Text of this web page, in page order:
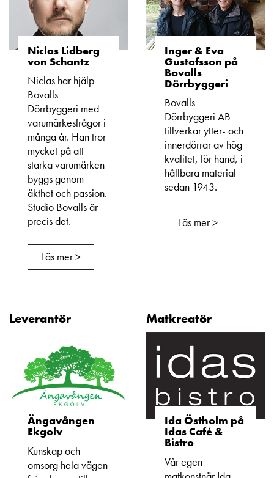
Niclas Lidberg
von Schantz
Niclas har hjälp
Bovalls
Dörrbyggeri med
varumärkesfrågor i
många år. Han tror
mycket på att
starka varumärken
byggs genom
äkthet och passion.
Studio Bovalls är
precis det.
Läs mer >
Inger & Eva
Gustafsson på
Bovalls
Dörrbyggeri
Bovalls
Dörrbyggeri AB
tillverkar ytter- och
innerdörrar av hög
kvalitet, för hand, i
hållbara material
sedan 1943.
Läs mer >
Leverantör
Ängavången
Ekgolv
Kunskap och
omsorg hela vägen
Matkreatör
Ida Östholm på
Idas Café &
Bistro
Vår egen